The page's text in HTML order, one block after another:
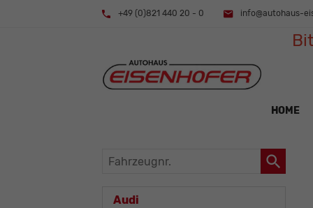
+49 (0)821 440 20 - 0 info@autohaus-
HOME
Fahrzeugnr.
Audi